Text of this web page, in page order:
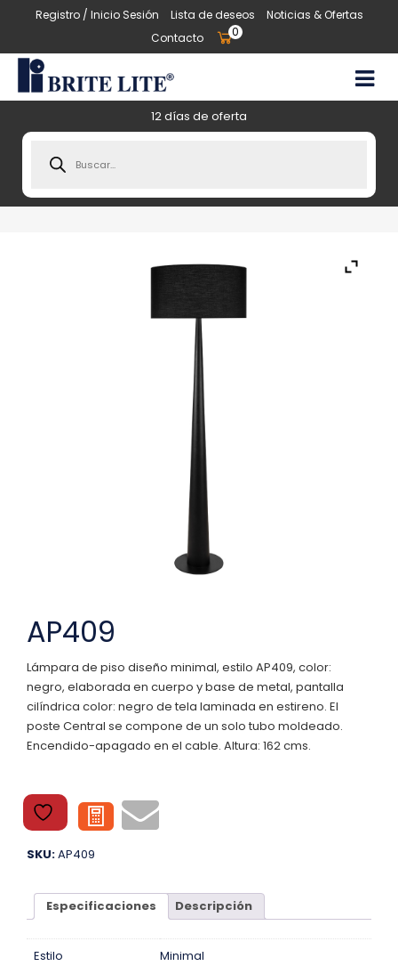
Registro / Inicio Sesión Lista de deseos
Noticias & Ofertas
Contacto
0
12 días de oferta
search
AP409
Lámpara de piso diseño minimal, estilo AP409, color:
negro, elaborada en cuerpo y base de metal, pantalla
cilíndrica color: negro de tela laminada en estireno. El
poste Central se compone de un solo tubo moldeado.
Encendido-apagado en el cable. Altura: 162 cms.
SKU:AP409
Especificaciones Descripción
Estilo Minimal